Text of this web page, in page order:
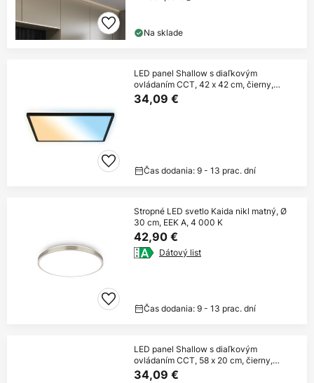
Na sklade
LED panel Shallow s diaľkovým
ovládaním CCT, 42 x 42 cm, čierny,
podsvietenie
34,09 €
Čas dodania: 9 - 13 prac. dní
Stropné LED svetlo Kaida nikl matný, Ø
30 cm, EEK A, 4 000 K
42,90 €
Dátový list
Čas dodania: 9 - 13 prac. dní
LED panel Shallow s diaľkovým
ovládaním CCT, 58 x 20 cm, čierny,
podsvietenie
34,09 €